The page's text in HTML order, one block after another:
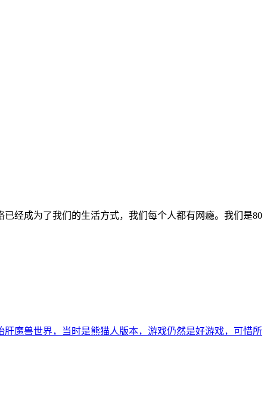
经成为了我们的生活方式，我们每个人都有网瘾。我们是80
魔兽世界，当时是熊猫人版本，游戏仍然是好游戏，可惜所